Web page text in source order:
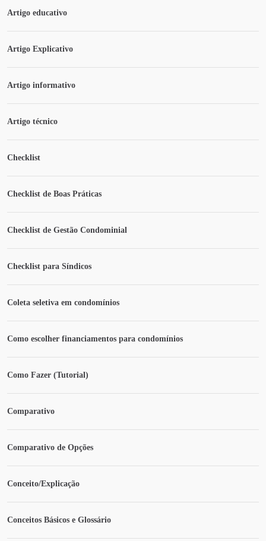
Artigo educativo
Artigo Explicativo
Artigo informativo
Artigo técnico
Checklist
Checklist de Boas Práticas
Checklist de Gestão Condominial
Checklist para Síndicos
Coleta seletiva em condomínios
Como escolher financiamentos para condomínios
Como Fazer (Tutorial)
Comparativo
Comparativo de Opções
Conceito/Explicação
Conceitos Básicos e Glossário